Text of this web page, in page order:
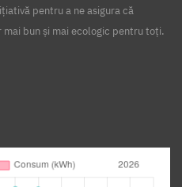
pentru a ne asigura că
bun și mai ecologic pentru toți.